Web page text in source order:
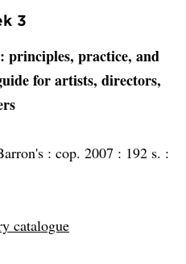
3
: principles, practice, and
for artists, directors,
: cop. 2007 : 192 s. :
catalogue